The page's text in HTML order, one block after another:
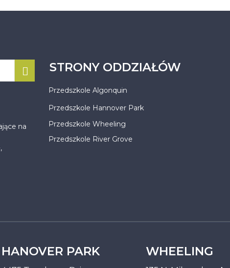
na
STRONY ODDZIAŁÓW
Przedszkole Algonquin
Przedszkole Hannover Park
Przedszkole Wheeling
Przedszkole River Grove
HANOVER PARK WHEELING